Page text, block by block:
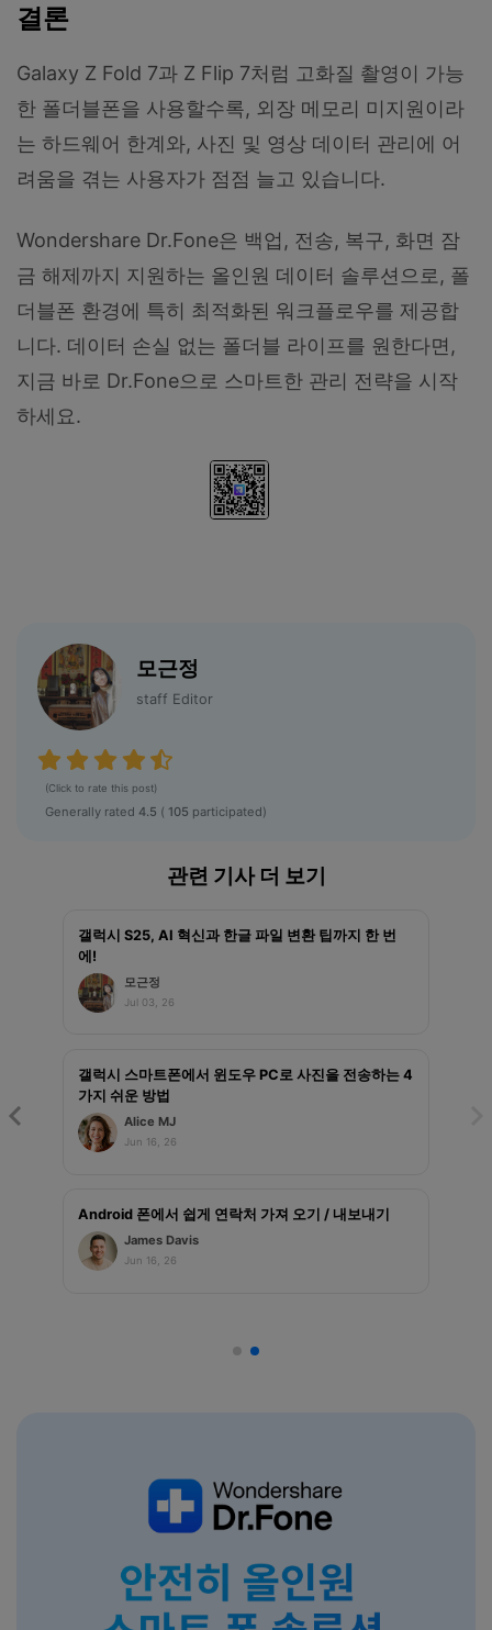
결론
Galaxy Z Fold 7과 Z Flip 7처럼 고화질 촬영이 가능
한 폴더블폰을 사용할수록, 외장 메모리 미지원이라
는 하드웨어 한계와, 사진 및 영상 데이터 관리에 어
려움을 겪는 사용자가 점점 늘고 있습니다.
Wondershare Dr.Fone은 백업, 전송, 복구, 화면 잠
금 해제까지 지원하는 올인원 데이터 솔루션으로, 폴
더블폰 환경에 특히 최적화된 워크플로우를 제공합
니다. 데이터 손실 없는 폴더블 라이프를 원한다면,
지금 바로 Dr.Fone으로 스마트한 관리 전략을 시작
하세요.
모근정
staff Editor
(Click to rate this post)
Generally rated 4.5 ( 105 participated)
관련 기사 더 보기
갤럭시 S25, AI 혁신과 한글 파일 변환 팁까지 한 번
에!
모근정
Jul 03, 26
갤럭시 스마트폰에서 윈도우 PC로 사진을 전송하는 4
가지 쉬운 방법
Alice MJ
Jun 16, 26
Android 폰에서 쉽게 연락처 가져 오기 / 내보내기
James Davis
Jun 16, 26